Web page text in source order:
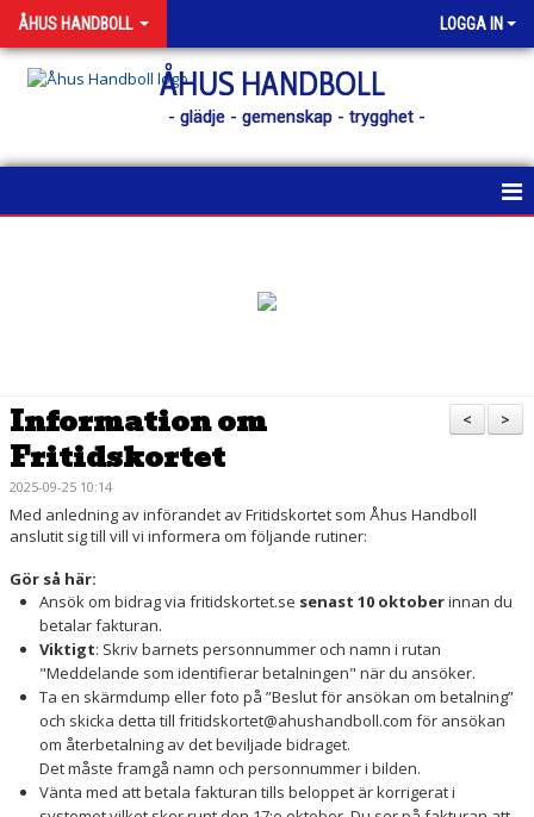
ÅHUS HANDBOLL LOGGA IN
ÅHUS HANDBOLL
- glädje - gemenskap - trygghet -
MATCHER
MEDLEM
SOCIALA MEDIER
OM ÅHUS HANDBOLL
BLÅ TRÅDEN
>
<
Information om
Fritidskortet
2025-09-25 10:14
Med anledning av införandet av Fritidskortet som Åhus Handboll
anslutit sig till vill vi informera om följande rutiner:
Gör så här:
Ansök om bidrag via fritidskortet.se senast 10 oktoberinnan du
betalar fakturan.
Viktigt: Skriv barnets personnummer och namn i rutan
"Meddelande som identifierar betalningen" när du ansöker.
Ta en skärmdump eller foto på ”Beslut för ansökan om betalning”
och skicka detta till fritidskortet@ahushandboll.com för ansökan
om återbetalning av det beviljade bidraget.
Det måste framgå namn och personnummer i bilden.
Vänta med att betala fakturan tills beloppet är korrigerat i